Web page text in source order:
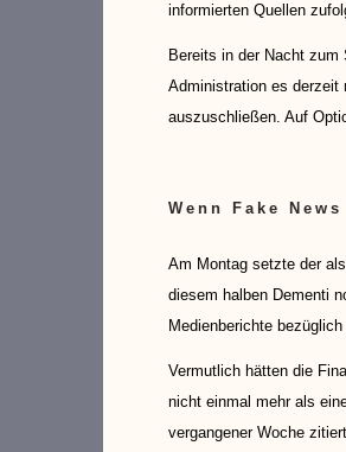
informierten Quellen
Bereits in der Nacht
Administration es derzeit
auszuschließen. Auf
Wenn Fake
Am Montag setzte der
diesem halben Dementi
Medienberichte
Vermutlich hätten die
nicht einmal mehr als
vergangener Woche